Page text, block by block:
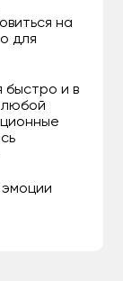
на
для
быстро и в
любой
эмоции